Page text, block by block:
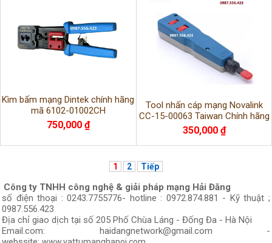
Kìm bấm mạng Dintek chính hãng
mã 6102-01002CH
750,000 ₫
Tool nhấn cáp mạng Novalink
CC-15-00063 Taiwan Chính hãng
350,000 ₫
1 2 Tiếp
Công ty TNHH công nghệ & giải pháp mạng Hải Đăng
số điện thoại : 0243.7755776- hotline : 0972.874.881 - Kỹ thuật ;
0987.556.423
Địa chỉ giao dịch tại số 205 Phố Chùa Láng - Đống Đa - Hà Nội
Email.com: haidangnetwork@gmail.com -